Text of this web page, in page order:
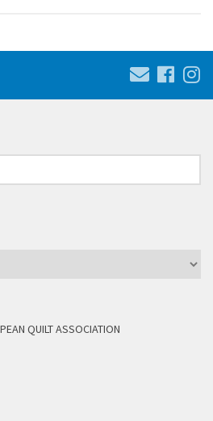
QUILT ASSOCIATION